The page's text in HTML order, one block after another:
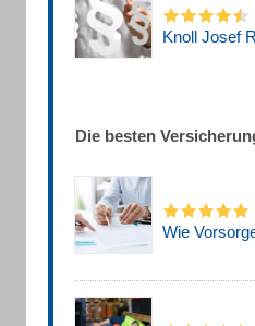
Knoll Josef
Die besten
Wie